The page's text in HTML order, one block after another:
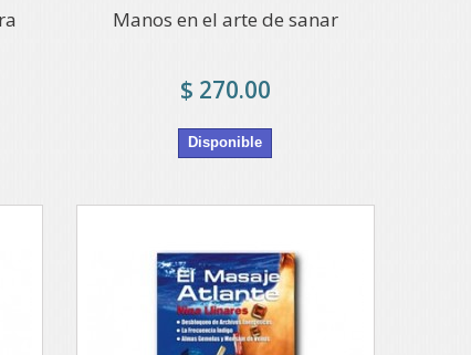
Manos en el arte de sanar
$ 270.00
Disponible